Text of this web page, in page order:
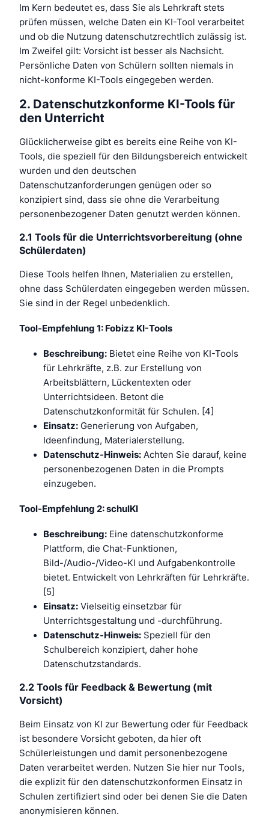
Im Kern bedeutet es, dass Sie als Lehrkraft stets
prüfen müssen, welche Daten ein KI-Tool verarbeitet
und ob die Nutzung datenschutzrechtlich zulässig ist.
Im Zweifel gilt: Vorsicht ist besser als Nachsicht.
Persönliche Daten von Schülern sollten niemals in
nicht-konforme KI-Tools eingegeben werden.
2. Datenschutzkonforme KI-Tools für
den Unterricht
Glücklicherweise gibt es bereits eine Reihe von KI-
Tools, die speziell für den Bildungsbereich entwickelt
wurden und den deutschen
Datenschutzanforderungen genügen oder so
konzipiert sind, dass sie ohne die Verarbeitung
personenbezogener Daten genutzt werden können.
2.1 Tools für die Unterrichtsvorbereitung (ohne
Schülerdaten)
Diese Tools helfen Ihnen, Materialien zu erstellen,
ohne dass Schülerdaten eingegeben werden müssen.
Sie sind in der Regel unbedenklich.
Tool-Empfehlung 1: Fobizz KI-Tools
Beschreibung: Bietet eine Reihe von KI-Tools
für Lehrkräfte, z.B. zur Erstellung von
Arbeitsblättern, Lückentexten oder
Unterrichtsideen. Betont die
Datenschutzkonformität für Schulen. [4]
Einsatz: Generierung von Aufgaben,
Ideenfindung, Materialerstellung.
Datenschutz-Hinweis: Achten Sie darauf, keine
personenbezogenen Daten in die Prompts
einzugeben.
Tool-Empfehlung 2: schulKI
Beschreibung: Eine datenschutzkonforme
Plattform, die Chat-Funktionen,
Bild-/Audio-/Video-KI und Aufgabenkontrolle
bietet. Entwickelt von Lehrkräften für Lehrkräfte.
[5]
Einsatz: Vielseitig einsetzbar für
Unterrichtsgestaltung und -durchführung.
Datenschutz-Hinweis: Speziell für den
Schulbereich konzipiert, daher hohe
Datenschutzstandards.
2.2 Tools für Feedback & Bewertung (mit
Vorsicht)
Beim Einsatz von KI zur Bewertung oder für Feedback
ist besondere Vorsicht geboten, da hier oft
Schülerleistungen und damit personenbezogene
Daten verarbeitet werden. Nutzen Sie hier nur Tools,
die explizit für den datenschutzkonformen Einsatz in
Schulen zertifiziert sind oder bei denen Sie die Daten
anonymisieren können.